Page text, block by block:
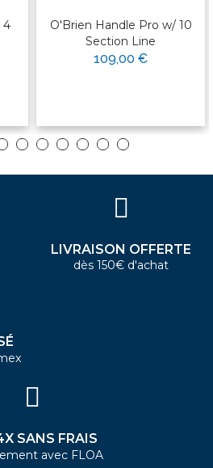
4
O'Brien Handle Pro w/ 10
Section Line
109,00 €
LIVRAISON OFFERTE
dès 150€ d'achat
SANS FRAIS
avec FLOA